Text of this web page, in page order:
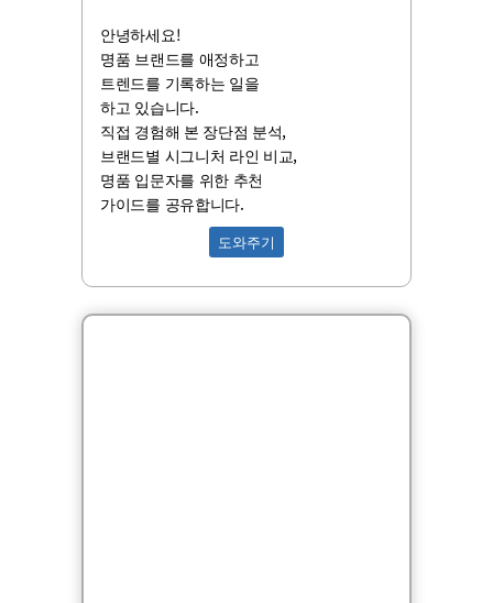
안녕하세요!
명품 브랜드를 애정하고
트렌드를 기록하는 일을
하고 있습니다.
직접 경험해 본 장단점 분석,
브랜드별 시그니처 라인 비교,
명품 입문자를 위한 추천
가이드를 공유합니다.
도와주기